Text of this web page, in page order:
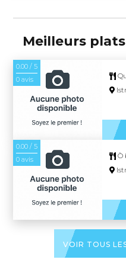
Meilleurs
0.00 / 5
0 avis
0.00 / 5
0 avis
Ò
VOIR TOUS